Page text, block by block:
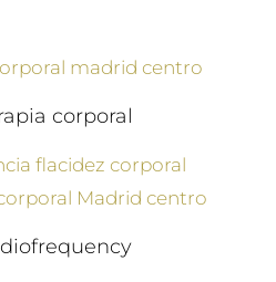
corporal